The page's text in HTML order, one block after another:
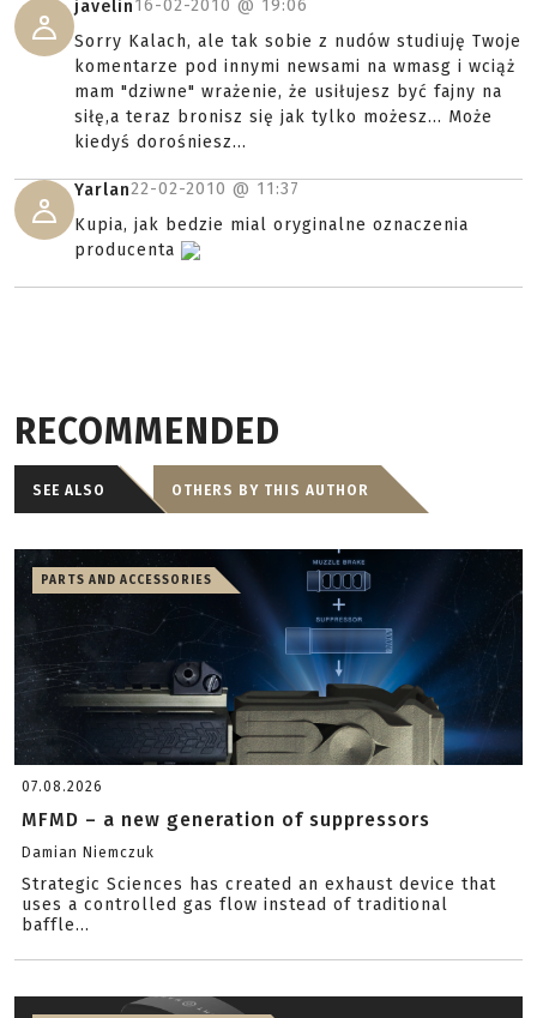
javelin16-02-2010 @ 19:06
Sorry Kalach, ale tak sobie z nudów studiuję Twoje
komentarze pod innymi newsami na wmasg i wciąż
mam "dziwne" wrażenie, że usiłujesz być fajny na
siłę,a teraz bronisz się jak tylko możesz... Może
kiedyś dorośniesz...
Yarlan22-02-2010 @ 11:37
Kupia, jak bedzie mial oryginalne oznaczenia
producenta
RECOMMENDED
SEE ALSO OTHERS BY THIS AUTHOR
PARTS AND ACCESSORIES
07.08.2026
MFMD – a new generation of suppressors
Damian Niemczuk
Strategic Sciences has created an exhaust device that
uses a controlled gas flow instead of traditional
baffle...